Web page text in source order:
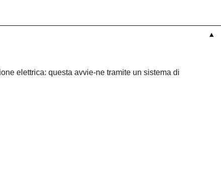
▼
elettrica: questa avvie-ne tramite un sistema di